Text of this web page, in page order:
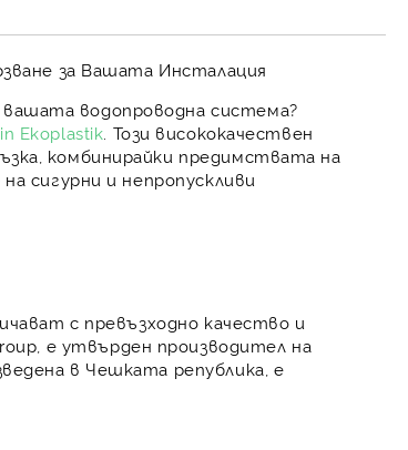
за Вашата Инсталация
водопроводна система?
Ekoplastik . Този висококачествен
комбинирайки предимствата на
сигурни и непропускливи
с превъзходно качество и
, е утвърден производител на
в Чешката република, е